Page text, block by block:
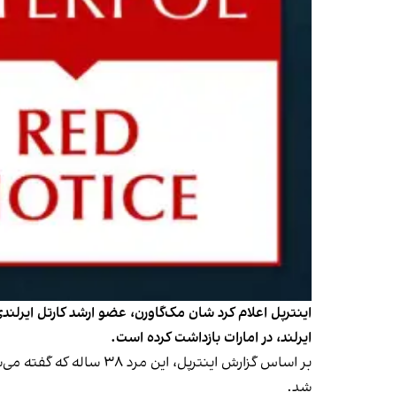
اینترپل اعلام کرد شان مک‌گاورن، عضو ارشد کارتل
ایرلند، در امارات بازداشت کرده است.
شد.